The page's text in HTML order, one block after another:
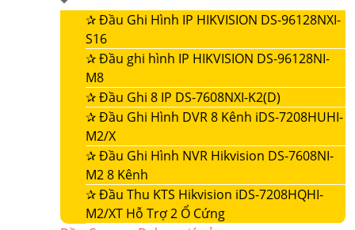
✰Đầu Ghi Hình IP HIKVISION DS-96128NXI-
S16
✰Đầu ghi hình IP HIKVISION DS-96128NI-
M8
✰Đầu Ghi 8 IP DS-7608NXI-K2(D)
✰Đầu Ghi Hình DVR 8 Kênh iDS-7208HUHI-
M2/X
✰Đầu Ghi Hình NVR Hikvision DS-7608NI-
M2 8 Kênh
✰Đầu Thu KTS Hikvision iDS-7208HQHI-
M2/XT Hỗ Trợ 2 Ổ Cứng